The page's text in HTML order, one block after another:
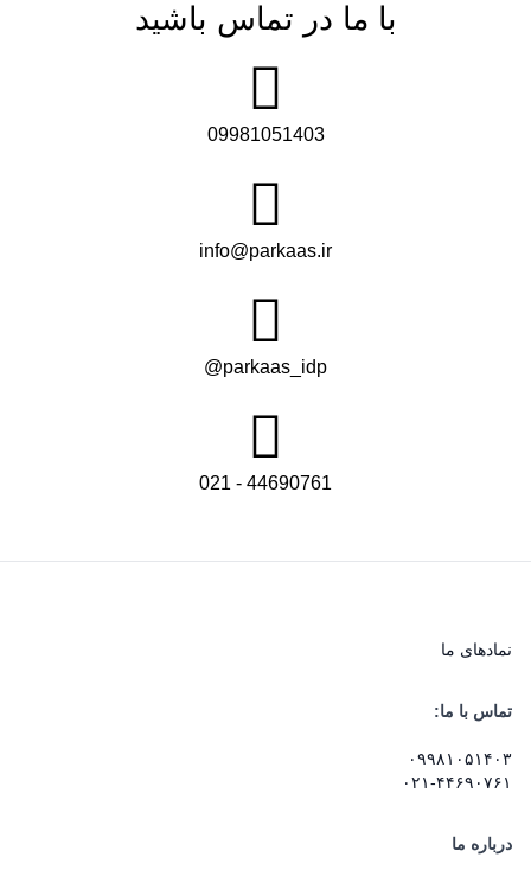
با ما در تماس باشید
09981051403
info@parkaas.ir
parkaas_idp@
44690761 - 021
نماد‌های ما
تماس با ما:
۰۹۹۸۱۰۵۱۴۰۳
۰۲۱-۴۴۶۹۰۷۶۱
درباره ما